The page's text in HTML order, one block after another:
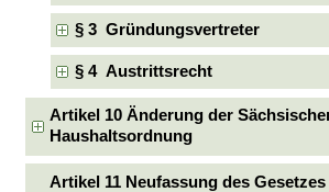
§ 3 Gründungsvertreter
§ 4 Austrittsrecht
Artikel 10 Änderung der
Haushaltsordnung
Artikel 11 Neufassung des